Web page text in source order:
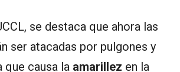
se destaca que ahora las
ser atacadas por pulgones y
que causa la amarillez en la